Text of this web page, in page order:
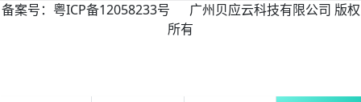
备案号： 粤ICP备12058233号 广州贝应云科技有限公司 版权
所有